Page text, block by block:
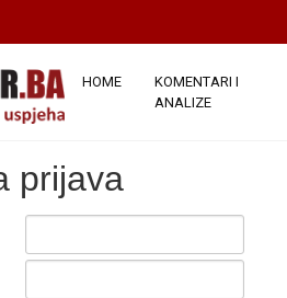
HOME
KOMENTARI I
ANALIZE
prijava